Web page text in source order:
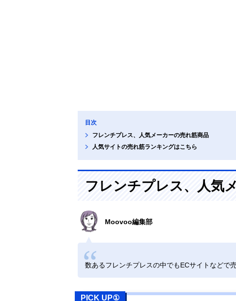
目次
フレンチプレス、人気メーカーの売れ筋商品
人気サイトの売れ筋ランキングはこちら
フレンチプレス、人気
Moovoo編集部
数あるフレンチプレスの中でもECサイトなどで
PICK UP①